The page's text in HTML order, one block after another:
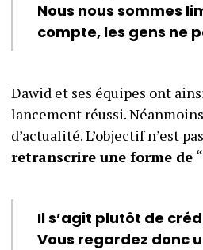
Nous nous sommes
compte, les gens ne
Dawid et ses équipes ont
lancement réussi.
d’actualité. L’objectif n’est
retranscrire une forme de
Il s’agit plutôt de
Vous regardez donc